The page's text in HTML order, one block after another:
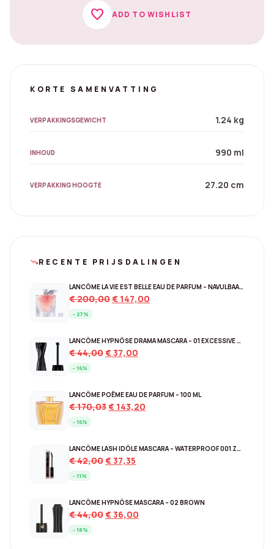
favorite ADD TO WISHLIST
KORTE SAMENVATTING
VERPAKKINGSGEWICHT 1.24 kg
INHOUD 990 ml
VERPAKKING HOOGTE 27.20 cm
trending_downRECENTE PRIJSDALINGEN
LANCÔME LA VIE EST BELLE EAU DE PARFUM – NAVULBAAR 150 ML
€200,00Original
€ 200,00.
€ 147,00
- 27%
LANCÔME HYPNÔSE DRAMA MASCARA – 01 EXCESSIVE BLACK
€44,00Original
€ 44,00.
€37,00
- 16%
LANCÔME POÊME EAU DE PARFUM – 100 ML
€170,03Original
€ 170,03.
€ 143,20
- 16%
LANCÔME LASH IDÔLE MASCARA – WATERPROOF 001 ZWART
€42,00Original
€ 42,00.
€37,35
- 11%
LANCÔME HYPNÔSE MASCARA – 02 BROWN
€44,00Original
€36,00
- 18%